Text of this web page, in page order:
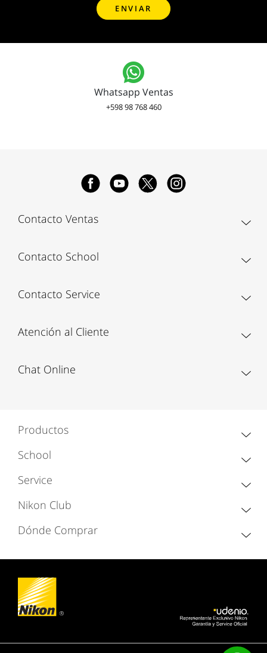
Whatsapp Ventas
+598 98 768 460
Contacto Ventas
Contacto School
Contacto Service
Atención al Cliente
Chat Online
Productos
School
Service
Nikon Club
Dónde Comprar